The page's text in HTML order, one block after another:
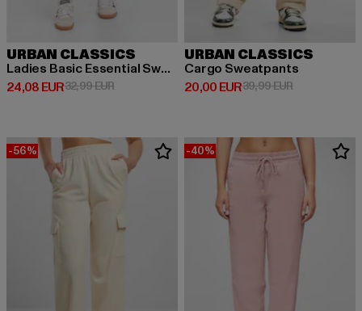
URBAN CLASSICS
Ladies Basic Essential Sweatpants
24,08 EUR
Derzeitiger Preis: 24,08 EUR
32,99 EURAktionspreis: 32,99 EUR
URBAN CLASSICS
Cargo Sweatpants
20,00 EUR
Derzeitiger Preis: 20,00 EUR
39,99 EURAktionspreis:
-56% -40%